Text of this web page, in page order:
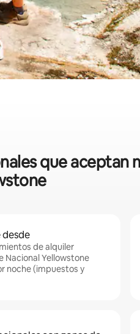
que aceptan
desde
de alquiler
Nacional Yellowstone
noche (impuestos y